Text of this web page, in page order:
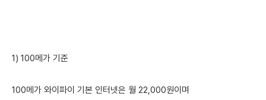
1) 100메가 기준
100메가 와이파이 기본 인터넷은 월 22,000원이며